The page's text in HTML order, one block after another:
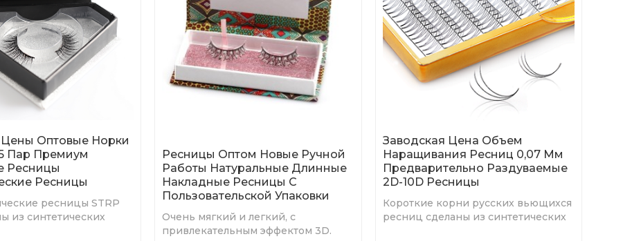
Оптовые Норки
Пар Премиум
Ресницы
Ресницы
ресницы STRP
из синтетических
Ресницы Оптом Новые Ручной
Работы Натуральные Длинные
Накладные Ресницы С
Пользовательской Упаковки
Очень мягкий и легкий, с
привлекательным эффектом 3D.
Заводская Цена Объем
Наращивания Ресниц 0,07 Мм
Предварительно Раздуваемые
2D-10D Ресницы
Короткие корни русских вьющихся
ресниц сделаны из синтетических